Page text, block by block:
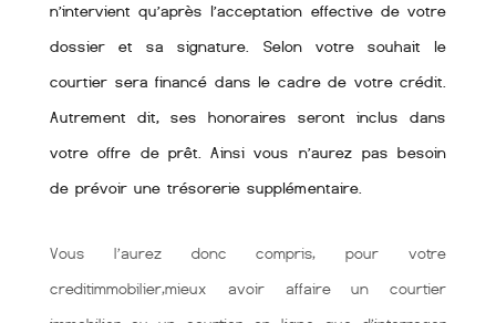
n’intervient qu’après l’acceptation effective de votre
dossier et sa signature. Selon votre souhait le
courtier sera financé dans le cadre de votre crédit.
Autrement dit, ses honoraires seront inclus dans
votre offre de prêt. Ainsi vous n’aurez pas besoin
de prévoir une trésorerie supplémentaire.
Vous l’aurez donc compris, pour votre
creditimmobilier,mieux avoir affaire un courtier